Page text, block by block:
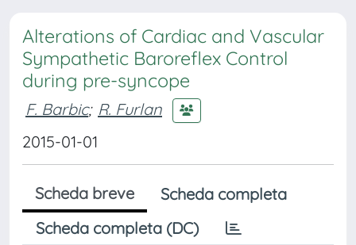
Alterations of Cardiac and Vascular
Sympathetic Baroreflex Control
during pre-syncope
F. Barbic; R. Furlan
2015-01-01
Scheda breve
Scheda completa
Scheda completa (DC)